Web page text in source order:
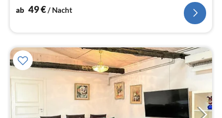
Einzelbett)
ab 49€/ Nacht